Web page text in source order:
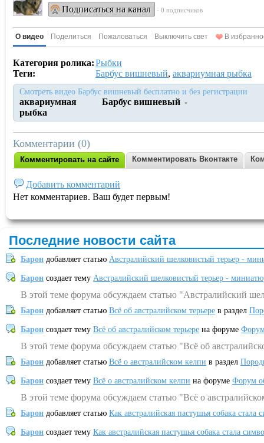
Подписаться на канал · 0 подписчиков
О видео Поделиться Пожаловаться Выключить свет В
Категория ролика:Рыбки
Теги:
Барбус вишневый, аквариумная рыбка
Смотреть видео Барбус вишневый бесплатно и без регистрации
аквариумная
рыбка
-
Барбус вишневый
Комментарии (0)
Комментировать на сайте Комментировать Вконтакте
Добавить комментарий
Нет комментариев. Ваш будет первым!
Последние новости сайта
Барон добавляет статью Австралийский шелковистый терьер -
Барон создает тему Австралийский шелковистый терьер -
В этой теме форума обсуждаем статью "Австралийский
Барон добавляет статью Всё об австралийском терьере в раздел
Барон создает тему Всё об австралийском терьере на форуме
В этой теме форума обсуждаем статью "Всё об
Барон добавляет статью Всё о австралийском келпи в раздел
Барон создает тему Всё о австралийском келпи на форуме Форум
В этой теме форума обсуждаем статью "Всё о
Барон добавляет статью Как австралийская пастушья собака
Барон создает тему Как австралийская пастушья собака стала